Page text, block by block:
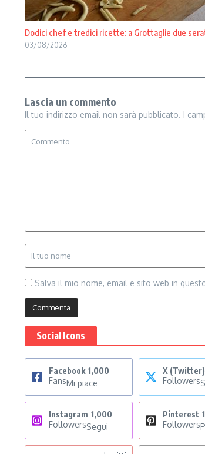
Dodici chef e tredici ricette: a Grottaglie due
03/08/2026
Lascia un commento
Il tuo indirizzo email non sarà pubblicato. I
Salva il mio nome, email e sito web in
Social Icons
Facebook 1,000
FansMi piace
X (Twitter)
Followers
Instagram 1,000
FollowersSegui
Pinterest
Followers